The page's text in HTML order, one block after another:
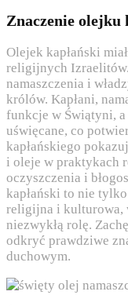
Znaczenie olejku
Olejek kapłański
religijnych
namaszczenia i
królów. Kapłani,
funkcje w Świątyni,
uświęcane, co
kapłańskiego
i oleje w praktykach
oczyszczenia i
kapłański to nie
religijna i kulturowa,
niezwykłą rolę.
odkryć prawdziwe
duchowym.